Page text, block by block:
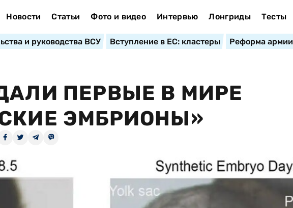
Новости Статьи Фото и видео Интервью Лонгриды Тесты
и руководства ВСУ Вступление в ЕС: кластеры Реформа армии
ПЕРВЫЕ В МИРЕ
ЭМБРИОНЫ»